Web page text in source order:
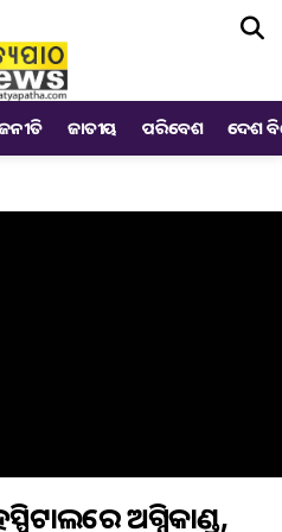
ଜାତୀୟ ପରିବେଶ ଦେଶ
ଅଗ୍ନିକାଣ୍ଡ,